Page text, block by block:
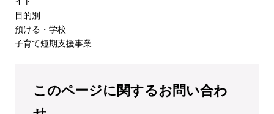
目的別
預ける・学校
子育て短期支援事業
このページに関するお問い合わ